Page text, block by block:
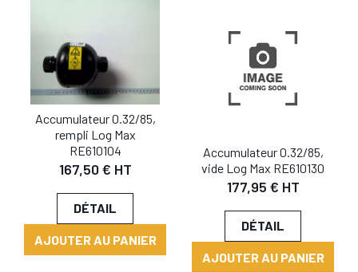
Accumulateur 0.32/85,
rempli Log Max
RE610104
167,50 € HT
DÉTAIL
AJOUTER AU PANIER
Accumulateur 0.32/85,
vide Log Max RE610130
177,95 € HT
DÉTAIL
AJOUTER AU PANIER